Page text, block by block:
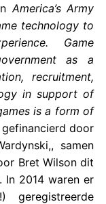
America’s Army
technology to
Game
as a
recruitment,
in support of
is a form of
door
samen
Bret Wilson dit
2014 waren er
geregistreerde